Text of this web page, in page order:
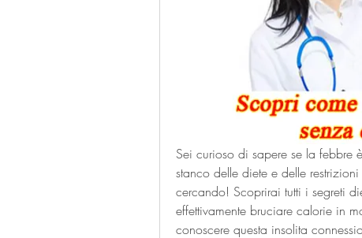
Sei curioso di sapere se la febbre
stanco delle diete e delle
cercando! Scoprirai tutti i segreti
effettivamente bruciare calorie in
conoscere questa insolita